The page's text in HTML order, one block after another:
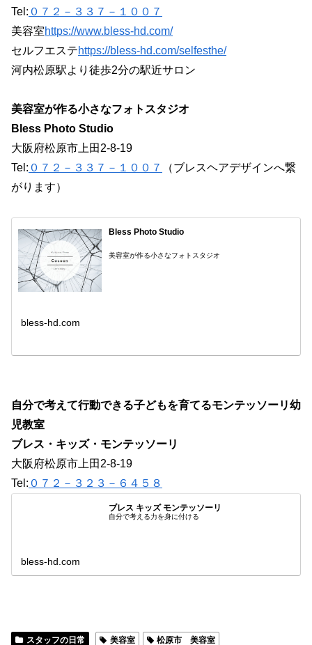
Tel: ０７２－３３７－１００７
美容室https://www.bless-hd.com/
セルフエステhttps://bless-hd.com/selfesthe/
河内松原駅より徒歩2分の駅近サロン
美容室が作る小さなフォトスタジオ
Bless Photo Studio
大阪府松原市上田2-8-19
Tel: ０７２－３３７－１００７
（ブレスヘアデザインへ繋
がります）
Bless Photo Studio
美容室が作る小さなフォトスタジオ
bless-hd.com
自分で考えて行動できる子どもを育てるモンテッソーリ幼
児教室
ブレス・キッズ・モンテッソーリ
大阪府松原市上田2-8-19
Tel: ０７２－３２３－６４５８
ブレス キッズ モンテッソーリ
自分で考える力を身に付ける
bless-hd.com
スタッフの日常 美容室 松原市 美容室